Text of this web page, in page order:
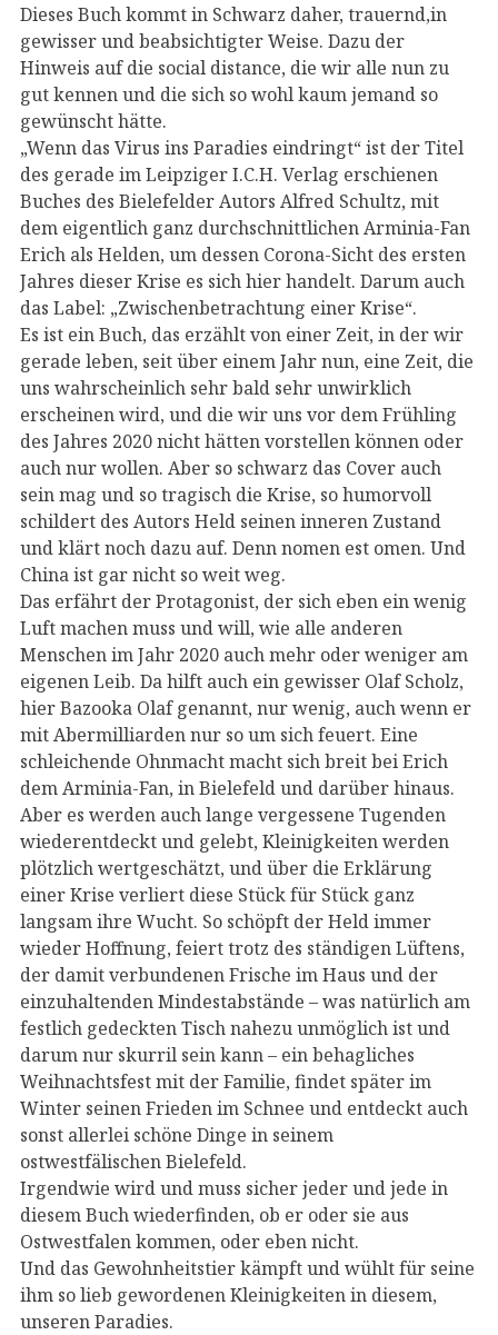
Dieses Buch kommt in Schwarz daher, trauernd,in
gewisser und beabsichtigter Weise. Dazu der
Hinweis auf die social distance, die wir alle nun zu
gut kennen und die sich so wohl kaum jemand so
gewünscht hätte.
„Wenn das Virus ins Paradies eindringt“ ist der Titel
des gerade im Leipziger I.C.H. Verlag erschienen
Buches des Bielefelder Autors Alfred Schultz, mit
dem eigentlich ganz durchschnittlichen Arminia-Fan
Erich als Helden, um dessen Corona-Sicht des ersten
Jahres dieser Krise es sich hier handelt. Darum auch
das Label: „Zwischenbetrachtung einer Krise“.
Es ist ein Buch, das erzählt von einer Zeit, in der wir
gerade leben, seit über einem Jahr nun, eine Zeit, die
uns wahrscheinlich sehr bald sehr unwirklich
erscheinen wird, und die wir uns vor dem Frühling
des Jahres 2020 nicht hätten vorstellen können oder
auch nur wollen. Aber so schwarz das Cover auch
sein mag und so tragisch die Krise, so humorvoll
schildert des Autors Held seinen inneren Zustand
und klärt noch dazu auf. Denn nomen est omen. Und
China ist gar nicht so weit weg.
Das erfährt der Protagonist, der sich eben ein wenig
Luft machen muss und will, wie alle anderen
Menschen im Jahr 2020 auch mehr oder weniger am
eigenen Leib. Da hilft auch ein gewisser Olaf Scholz,
hier Bazooka Olaf genannt, nur wenig, auch wenn er
mit Abermilliarden nur so um sich feuert. Eine
schleichende Ohnmacht macht sich breit bei Erich
dem Arminia-Fan, in Bielefeld und darüber hinaus.
Aber es werden auch lange vergessene Tugenden
wiederentdeckt und gelebt, Kleinigkeiten werden
plötzlich wertgeschätzt, und über die Erklärung
einer Krise verliert diese Stück für Stück ganz
langsam ihre Wucht. So schöpft der Held immer
wieder Hoffnung, feiert trotz des ständigen Lüftens,
der damit verbundenen Frische im Haus und der
einzuhaltenden Mindestabstände – was natürlich am
festlich gedeckten Tisch nahezu unmöglich ist und
darum nur skurril sein kann – ein behagliches
Weihnachtsfest mit der Familie, findet später im
Winter seinen Frieden im Schnee und entdeckt auch
sonst allerlei schöne Dinge in seinem
ostwestfälischen Bielefeld.
Irgendwie wird und muss sicher jeder und jede in
diesem Buch wiederfinden, ob er oder sie aus
Ostwestfalen kommen, oder eben nicht.
Und das Gewohnheitstier kämpft und wühlt für seine
ihm so lieb gewordenen Kleinigkeiten in diesem,
unseren Paradies.